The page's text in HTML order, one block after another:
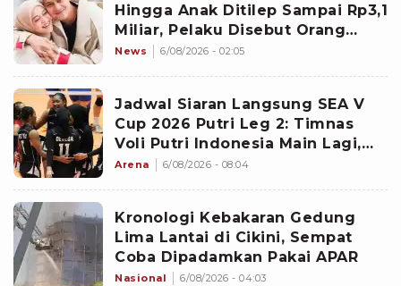
Hingga Anak Ditilep Sampai Rp3,1
Miliar, Pelaku Disebut Orang
Terdekat
News 6/08/2026 - 02:05
Jadwal Siaran Langsung SEA V
Cup 2026 Putri Leg 2: Timnas
Voli Putri Indonesia Main Lagi,
Langsung Hadapi Vietnam
Arena 6/08/2026 - 08:04
Kronologi Kebakaran Gedung
Lima Lantai di Cikini, Sempat
Coba Dipadamkan Pakai APAR
Nasional 6/08/2026 - 04:03